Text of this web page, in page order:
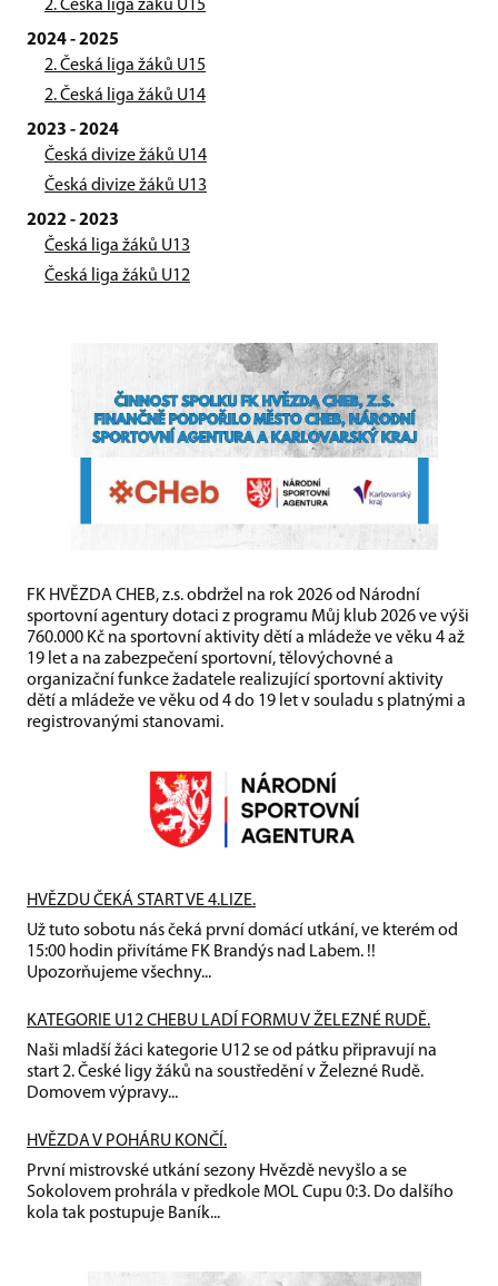
2. Česká liga žáků U15
2024 - 2025
2. Česká liga žáků U15
2. Česká liga žáků U14
2023 - 2024
Česká divize žáků U14
Česká divize žáků U13
2022 - 2023
Česká liga žáků U13
Česká liga žáků U12
FK HVĚZDA CHEB, z.s. obdržel na rok 2026 od Národní
sportovní agentury dotaci z programu Můj klub 2026 ve výši
760.000 Kč na sportovní aktivity dětí a mládeže ve věku 4 až
19 let a na zabezpečení sportovní, tělovýchovné a
organizační funkce žadatele realizující sportovní aktivity
dětí a mládeže ve věku od 4 do 19 let v souladu s platnými a
registrovanými stanovami.
HVĚZDU ČEKÁ START VE 4.LIZE.
Už tuto sobotu nás čeká první domácí utkání, ve kterém od
15:00 hodin přivítáme FK Brandýs nad Labem. !!
Upozorňujeme všechny...
KATEGORIE U12 CHEBU LADÍ FORMU V ŽELEZNÉ RUDĚ.
Naši mladší žáci kategorie U12 se od pátku připravují na
start 2. České ligy žáků na soustředění v Železné Rudě.
Domovem výpravy...
HVĚZDA V POHÁRU KONČÍ.
První mistrovské utkání sezony Hvězdě nevyšlo a se
Sokolovem prohrála v předkole MOL Cupu 0:3. Do dalšího
kola tak postupuje Baník...